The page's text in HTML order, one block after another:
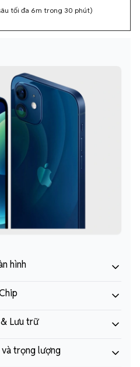
tối đa 6m trong 30 phút)
hình
Lưu trữ
trọng lượng